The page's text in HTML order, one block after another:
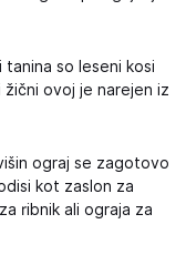
tanina so leseni kosi
ovoj je narejen iz
ograj se zagotovo
kot zaslon za
ribnik ali ograja za